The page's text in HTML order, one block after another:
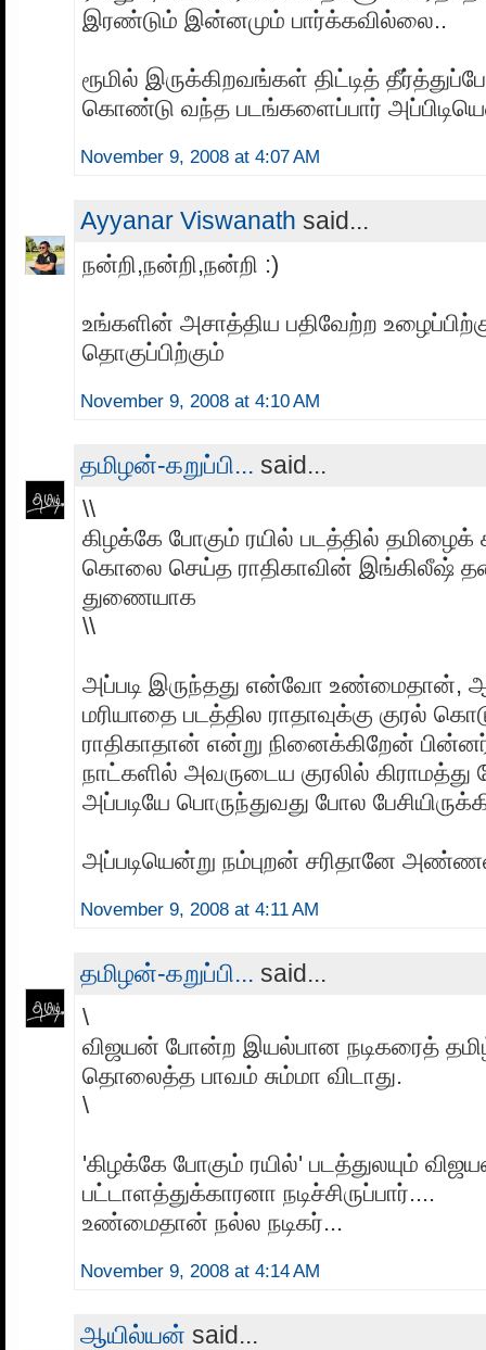
இரண்டும் இன்னமும் பார்க்கவில்லை..
ரூமில் இருக்கிறவங்கள் திட்டித்
கொண்டு வந்த படங்களைப்பார்
November 9, 2008 at 4:07 AM
Ayyanar Viswanath said...
நன்றி,நன்றி,நன்றி :)
உங்களின் அசாத்திய பதிவேற்ற
தொகுப்பிற்கும்
November 9, 2008 at 4:10 AM
தமிழன்-கறுப்பி... said...
\\
கிழக்கே போகும் ரயில் படத்தில்
கொலை செய்த ராதிகாவின் இங்கிலீஷ்
துணையாக
\\
அப்படி இருந்தது என்வோ உண்மைதான்,
மரியாதை படத்தில ராதாவுக்கு குரல்
ராதிகாதான் என்று நினைக்கிறேன்
நாட்களில் அவருடைய குரலில்
அப்படியே பொருந்துவது போல
அப்படியென்று நம்புறன் சரிதானே
November 9, 2008 at 4:11 AM
தமிழன்-கறுப்பி... said...
\
விஜயன் போன்ற இயல்பான நடிகரைத்
தொலைத்த பாவம் சும்மா விடாது.
\
'கிழக்கே போகும் ரயில்' படத்துலயும்
பட்டாளத்துக்காரனா நடிச்சிருப்பார்....
உண்மைதான் நல்ல நடிகர்...
November 9, 2008 at 4:14 AM
ஆயில்யன் said...